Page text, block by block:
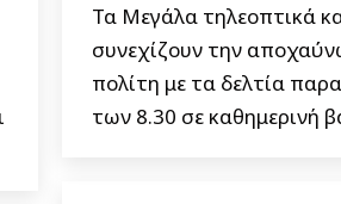
Τα Μεγάλα τηλεοπτικά
συνεχίζουν την
πολίτη με τα δελτία
των 8.30 σε καθημερινή